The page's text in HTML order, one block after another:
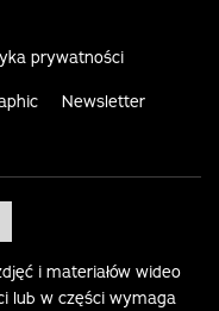
prywatności
Newsletter
i materiałów wideo
lub w części wymaga